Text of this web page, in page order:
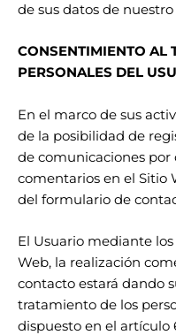
de sus datos de
CONSENTIMIENTO AL
PERSONALES DEL
En el marco de sus
de la posibilidad de
de comunicaciones por
comentarios en el Sitio
del formulario de
El Usuario mediante
Web, la realización
contacto estará dando
tratamiento de los
dispuesto en el artículo